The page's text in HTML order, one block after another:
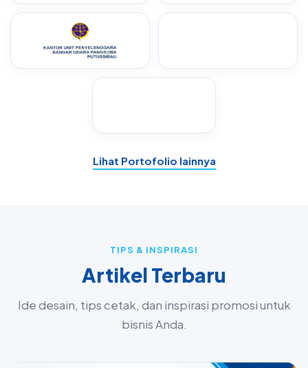
Lihat Portofolio lainnya
TIPS & INSPIRASI
Artikel Terbaru
Ide desain, tips cetak, dan inspirasi promosi untuk
bisnis Anda.